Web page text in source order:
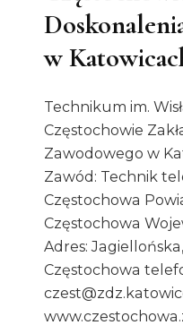
w
Technikum im.
Częstochowie
Zawodowego w
Zawód: Technik
Częstochowa
Częstochowa
Adres:
Częstochowa